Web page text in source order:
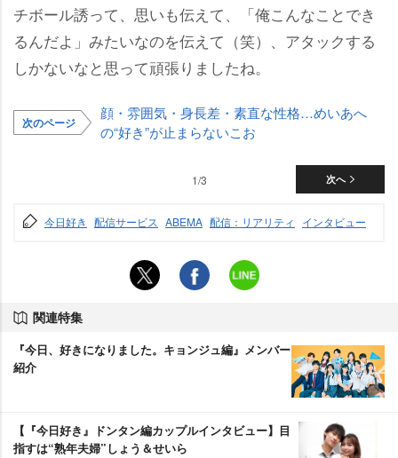
チボール誘って、思いも伝えて、「俺こんなことでき
るんだよ」みたいなのを伝えて（笑）、アタックする
しかないなと思って頑張りましたね。
次のページ
顔・雰囲気・身長差・素直な性格…めいあへ
の“好き”が止まらないこお
次へ
1/3
今日好き 配信サービス ABEMA 配信：リアリティ インタビュー
関連特集
『今日、好きになりました。キョンジュ編』メンバー
紹介
【『今日好き』ドンタン編カップルインタビュー】目
指すは“熟年夫婦”しょう＆せいら